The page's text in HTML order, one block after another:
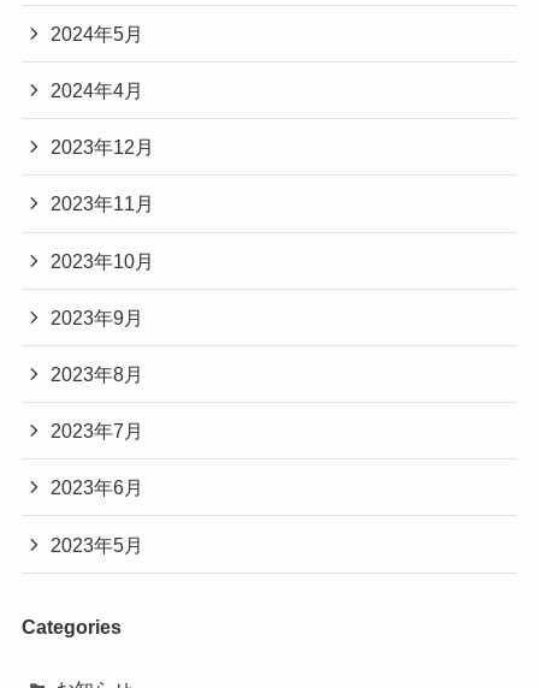
2024年5月
2024年4月
2023年12月
2023年11月
2023年10月
2023年9月
2023年8月
2023年7月
2023年6月
2023年5月
Categories